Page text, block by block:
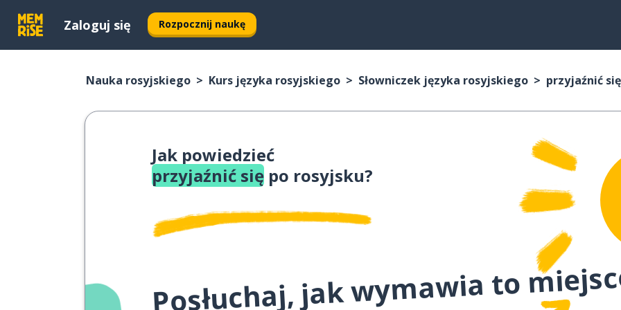
Zaloguj się Rozpocznij naukę
Nauka rosyjskiego Kurs języka rosyjskiego Słowniczek języka rosyjskiego przyjaźnić się
Jak powiedzieć
przyjaźnić się po rosyjsku?
Posłuchaj, jak wymawia to